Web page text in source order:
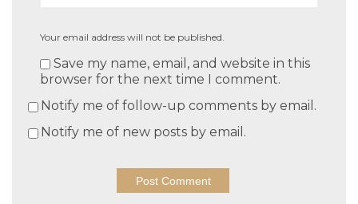
Your email address will not be published.
Save my name, email, and website in this
browser for the next time I comment.
Notify me of follow-up comments by email.
Notify me of new posts by email.